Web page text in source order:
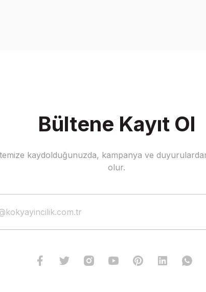
Gönder
Bültene Kayıt Ol
kaydolduğunuzda, kampanya ve
olur.